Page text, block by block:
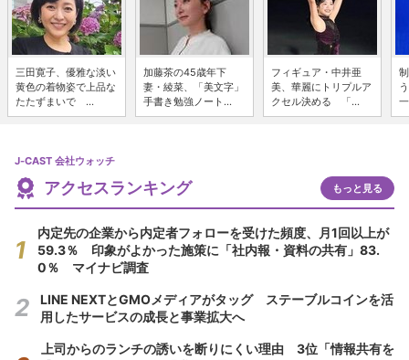
三田寛子、優雅な淡い
黄色の着物姿で上品な
たたずまいで ...
加藤茶の45歳年下
妻・綾菜、「美文字」
手書き勉強ノート...
フィギュア・中井亜
美、華麗にトリプルア
クセル決める 「...
J-CAST 会社ウォッチ
アクセスランキング もっと見る
内定先の企業から内定者フォローを受けた頻度、月1回以上が
59.3％ 印象がよかった施策に「社内報・資料の共有」83.
0％ マイナビ調査
LINE NEXTとGMOメディアがタッグ ステーブルコインを活
用したサービスの成長と事業拡大へ
上司からのランチの誘いを断りにくい理由 3位「情報共有を